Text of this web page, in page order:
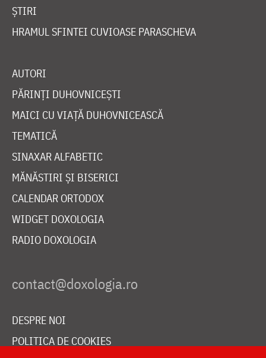
ȘTIRI
HRAMUL SFINTEI CUVIOASE PARASCHEVA
AUTORI
PĂRINȚI DUHOVNICEȘTI
MAICI CU VIAȚĂ DUHOVNICEASCĂ
TEMATICĂ
SINAXAR ALFABETIC
MĂNĂSTIRI ȘI BISERICI
CALENDAR ORTODOX
WIDGET DOXOLOGIA
RADIO DOXOLOGIA
DESPRE NOI
POLITICA DE COOKIES